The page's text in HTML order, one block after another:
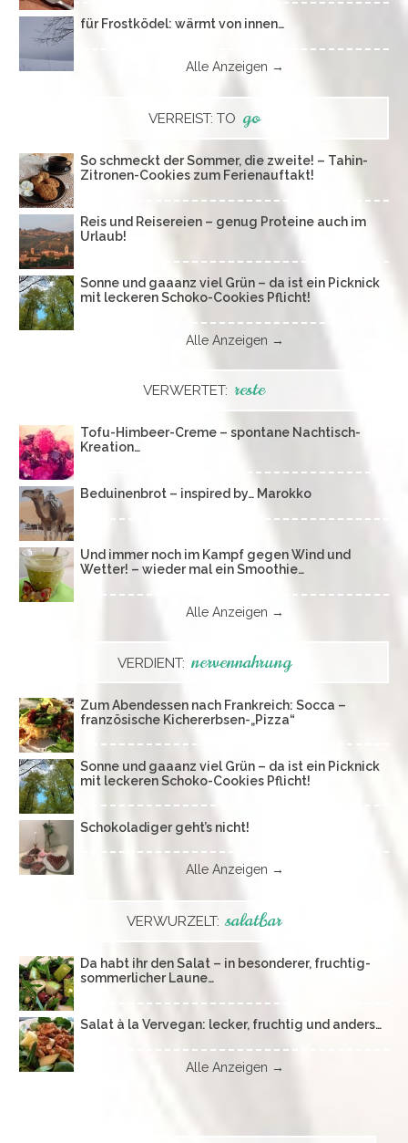
für Frostködel: wärmt von innen…
Alle Anzeigen →
VERREIST: TO go
So schmeckt der Sommer, die zweite! – Tahin-
Zitronen-Cookies zum Ferienauftakt!
Reis und Reisereien – genug Proteine auch im
Urlaub!
Sonne und gaaanz viel Grün – da ist ein Picknick
mit leckeren Schoko-Cookies Pflicht!
Alle Anzeigen →
VERWERTET: reste
Tofu-Himbeer-Creme – spontane Nachtisch-
Kreation…
Beduinenbrot – inspired by… Marokko
Und immer noch im Kampf gegen Wind und
Wetter! – wieder mal ein Smoothie…
Alle Anzeigen →
VERDIENT: nervennahrung
Zum Abendessen nach Frankreich: Socca –
französische Kichererbsen-„Pizza“
Sonne und gaaanz viel Grün – da ist ein Picknick
mit leckeren Schoko-Cookies Pflicht!
Schokoladiger geht’s nicht!
Alle Anzeigen →
VERWURZELT: salatbar
Da habt ihr den Salat – in besonderer, fruchtig-
sommerlicher Laune…
Salat à la Vervegan: lecker, fruchtig und anders…
Alle Anzeigen →